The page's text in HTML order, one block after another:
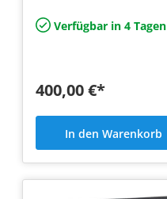
Verfügbar in 4 Tagen
400,00 €*
In den Warenkorb